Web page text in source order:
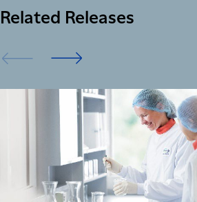
Related Releases